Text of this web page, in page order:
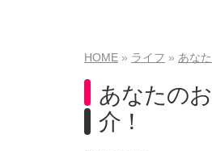
HOME ライフ あな
あなたの
介！